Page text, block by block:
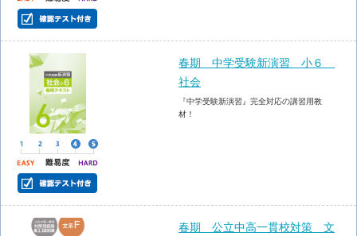
春期 中学受験新演習 小６
社会
『中学受験新演習』完全対応の講習用教
材！
春期 公立中高一貫校対策 文